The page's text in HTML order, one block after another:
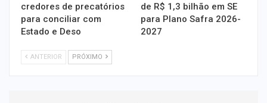
credores de precatórios
para conciliar com
Estado e Deso
de R$ 1,3 bilhão em SE
para Plano Safra 2026-
2027
ANTERIOR PRÓXIMO